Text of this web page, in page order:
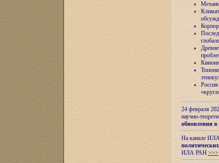
24 февраля
научно-
обновления в
На канале
ИЛА РАН >>>